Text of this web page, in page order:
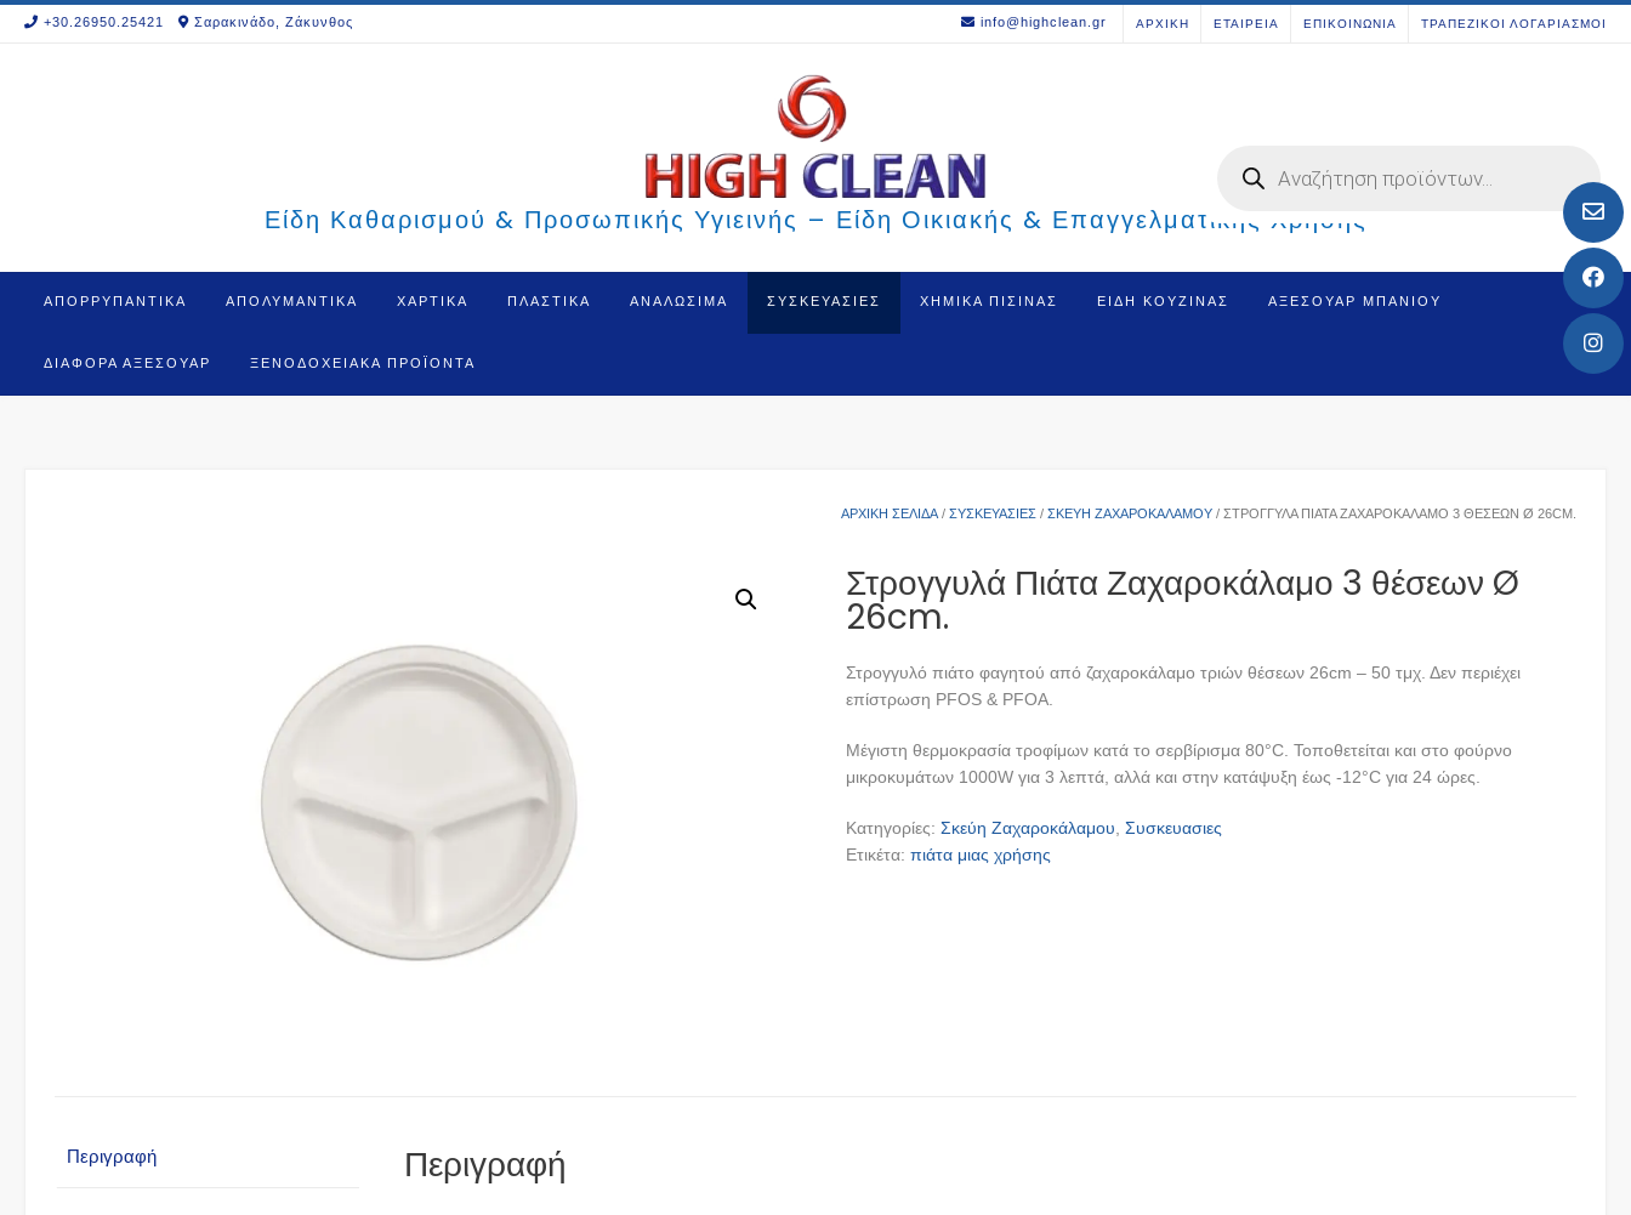
+30.26950.25421 Σαρακινάδο, Ζάκυνθος info@highclean.gr ΑΡΧΙΚΗ ΕΤΑΙΡΕΙΑ ΕΠΙΚΟΙΝΩΝΙΑ ΤΡΑΠΕΖΙΚΟΙ ΛΟΓΑΡΙΑΣΜΟΙ
Είδη Καθαρισμού & Προσωπικής Υγιεινής – Είδη Οικιακής & Επαγγελματικής Χρήσης
search
ΑΠΟΡΡΥΠΑΝΤΙΚΑ ΑΠΟΛΥΜΑΝΤΙΚΑ ΧΑΡΤΙΚΑ ΠΛΑΣΤΙΚΑ ΑΝΑΛΩΣΙΜΑ ΣΥΣΚΕΥΑΣΙΕΣ ΧΗΜΙΚΑ ΠΙΣΙΝΑΣ ΕΊΔΗ ΚΟΥΖΊΝΑΣ ΑΞΕΣΟΥΆΡ ΜΠΆΝΙΟΥ
ΔΙΆΦΟΡΑ ΑΞΕΣΟΥΆΡ ΞΕΝΟΔΟΧΕΙΑΚΆ ΠΡΟΪΌΝΤΑ
ΑΡΧΙΚΉ ΣΕΛΊΔΑ / ΣΥΣΚΕΥΑΣΙΕΣ / ΣΚΕΎΗ ΖΑΧΑΡΟΚΆΛΑΜΟΥ / ΣΤΡΟΓΓΥΛΆ ΠΙΆΤΑ ΖΑΧΑΡΟΚΆΛΑΜΟ 3 ΘΈΣΕΩΝ Ø 26CM.
Στρογγυλά Πιάτα Ζαχαροκάλαμο 3 θέσεων Ø
26cm.
Στρογγυλό πιάτο φαγητού από ζαχαροκάλαμο τριών θέσεων 26cm – 50 τμχ. Δεν περιέχει
επίστρωση PFOS & PFOA.
Μέγιστη θερμοκρασία τροφίμων κατά το σερβίρισμα 80°C. Τοποθετείται και στο φούρνο
μικροκυμάτων 1000W για 3 λεπτά, αλλά και στην κατάψυξη έως -12°C για 24 ώρες.
Κατηγορίες:Σκεύη Ζαχαροκάλαμου ,Συσκευασιες
Ετικέτα:πιάτα μιας χρήσης
Περιγραφή Περιγραφή